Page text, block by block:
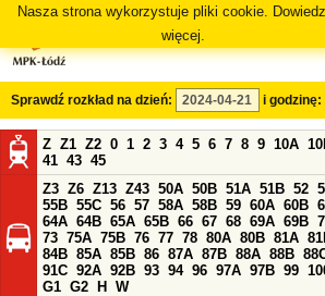
Nasza strona wykorzystuje pliki cookie.
więcej.
Sprawdź rozkład na dzień: i godzinę:
Z Z1 Z2 0 1 2 3 4 5 6 7 8 9 10A
41 43 45
Z3 Z6 Z13 Z43 50A 50B 51A 51B 52
55B 55C 56 57 58A 58B 59 60A 60B
64A 64B 65A 65B 66 67 68 69A 69B
73 75A 75B 76 77 78 80A 80B 81A
84B 85A 85B 86 87A 87B 88A 88B
91C 92A 92B 93 94 96 97A 97B 99
G1 G2 H
W